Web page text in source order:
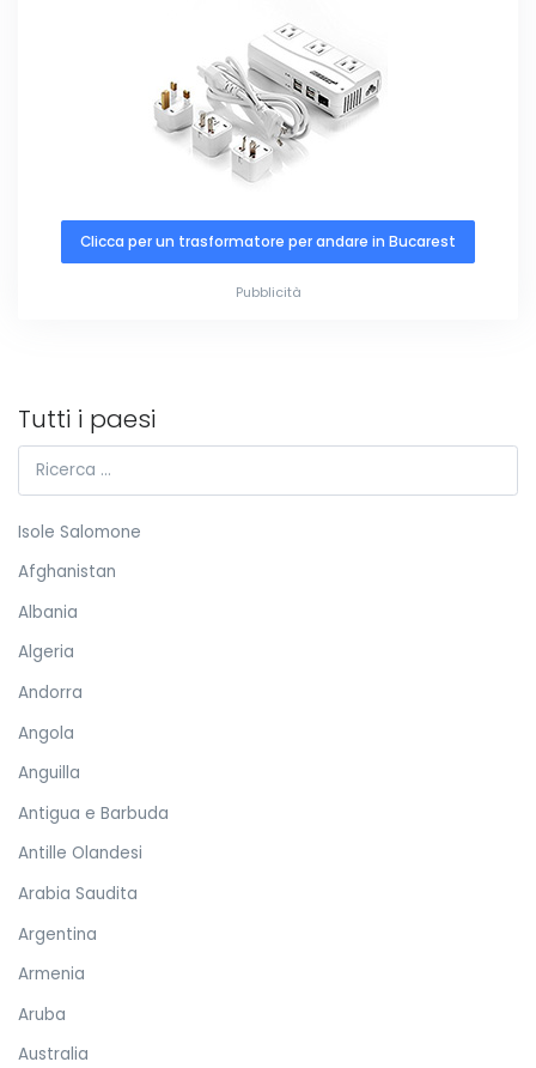
Clicca per un trasformatore per andare in Bucarest
Pubblicità
Tutti i paesi
Isole Salomone
Afghanistan
Albania
Algeria
Andorra
Angola
Anguilla
Antigua e Barbuda
Antille Olandesi
Arabia Saudita
Argentina
Armenia
Aruba
Australia